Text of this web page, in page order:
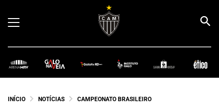
INÍCIO NOTÍCIAS CAMPEONATO BRASILEIRO